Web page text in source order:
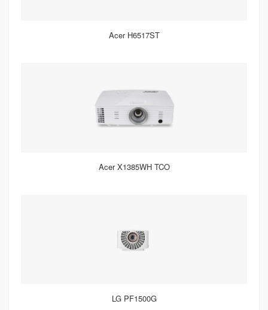
Acer H6517ST
Acer X1385WH TCO
LG PF1500G